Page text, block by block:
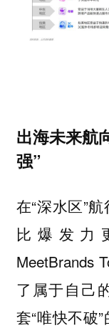
出海未来航
强”
在“深水区”
比爆发力
MeetBrands
了属于自己
套“唯快不破